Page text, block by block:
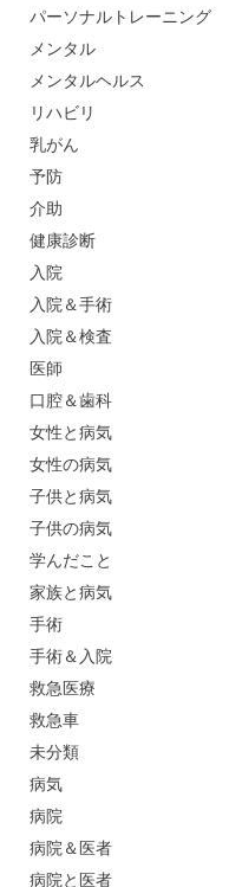
パーソナルトレーニング
メンタル
メンタルヘルス
リハビリ
乳がん
予防
介助
健康診断
入院
入院＆手術
入院＆検査
医師
口腔＆歯科
女性と病気
女性の病気
子供と病気
子供の病気
学んだこと
家族と病気
手術
手術＆入院
救急医療
救急車
未分類
病気
病院
病院＆医者
病院と医者